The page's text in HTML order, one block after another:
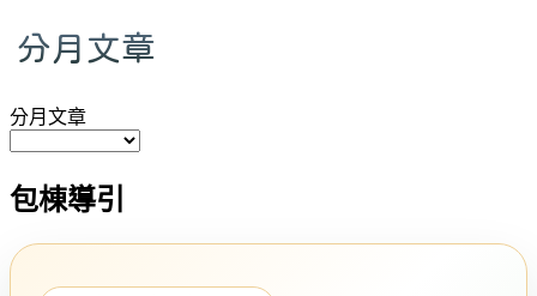
分月文章
分月文章
包棟導引